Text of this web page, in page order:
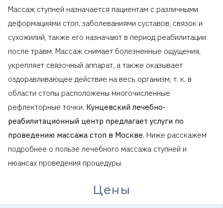
Массаж ступней назначается пациентам с различными
деформациями стоп, заболеваниями суставов, связок и
сухожилий, также его назначают в период реабилитации
после травм. Массаж снимает болезненные ощущения,
укрепляет связочный аппарат, а также оказывает
оздоравливающее действие на весь организм, т. к. в
области стопы расположены многочисленные
рефлекторные точки. Кунцевский лечебно-
реабилитационный центр предлагает услуги по
проведению массажа стоп в Москве. Ниже расскажем
подробнее о пользе лечебного массажа ступней и
нюансах проведения процедуры.
Цены